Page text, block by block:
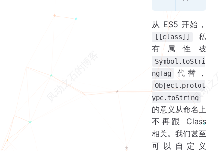
从 ES5 开始，
[[class]]
私
有属性被
Symbol.toStri
ngTag
代替，
Object.protot
ype.toString
的意义从命名上
不再跟 Class
相关。我们甚至
可以自定义